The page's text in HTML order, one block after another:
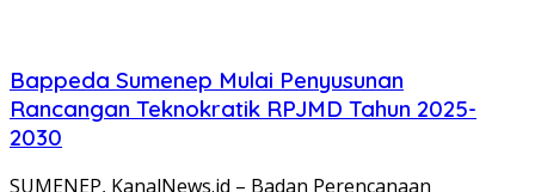
Bappeda Sumenep Mulai Penyusunan
Rancangan Teknokratik RPJMD Tahun 2025-
2030
SUMENEP, KanalNews.id – Badan Perencanaan